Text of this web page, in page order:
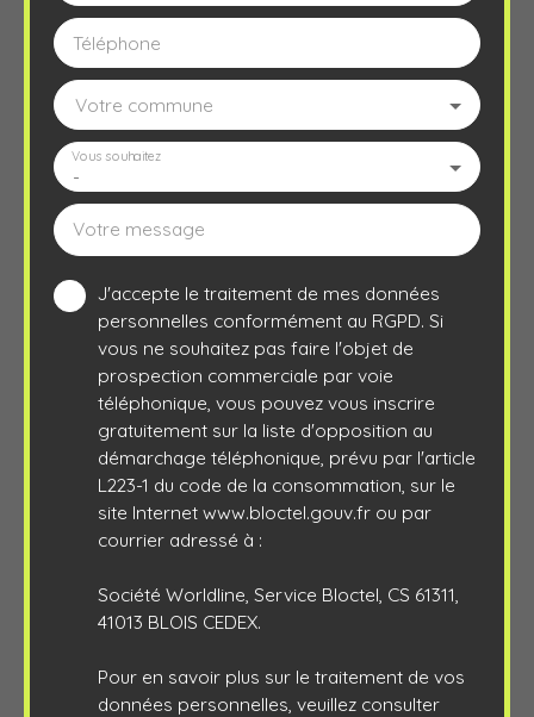
Téléphone
Votre commune
-
Vous souhaitez
Votre message
J'accepte le traitement de mes données
personnelles conformément au RGPD. Si
vous ne souhaitez pas faire l'objet de
prospection commerciale par voie
téléphonique, vous pouvez vous inscrire
gratuitement sur la liste d'opposition au
démarchage téléphonique, prévu par l'article
L223-1 du code de la consommation, sur le
site Internet www.bloctel.gouv.fr ou par
courrier adressé à :
Société Worldline, Service Bloctel, CS 61311,
41013 BLOIS CEDEX.
Pour en savoir plus sur le traitement de vos
données personnelles, veuillez consulter